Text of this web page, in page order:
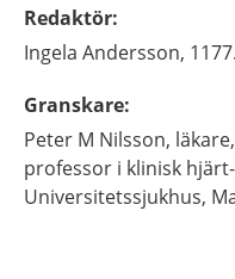
Redaktör:
Ingela Andersson,
Granskare:
Peter M Nilsson,
professor i klinisk
Universitetssjukhus,